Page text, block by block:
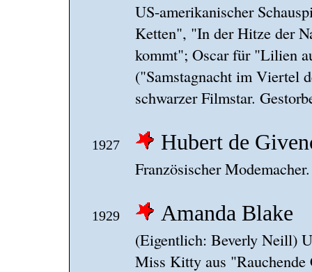
US-amerikanischer
Ketten", "In der Hitze der
kommt"; Oscar für "Lilien
("Samstagnacht im Viertel
schwarzer Filmstar.
1927 Hubert de
Französischer
1929 Amanda Blake
(Eigentlich: Beverly Neill)
Miss Kitty aus